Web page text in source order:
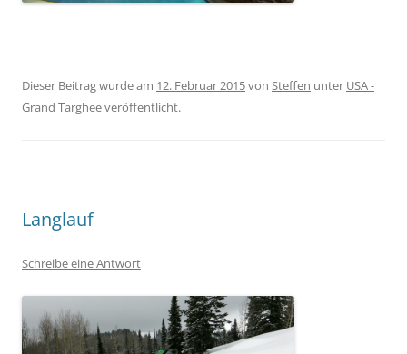
Dieser Beitrag wurde am 12. Februar 2015von Steffen unter USA -
Grand Targheeveröffentlicht.
Langlauf
Schreibe eine Antwort